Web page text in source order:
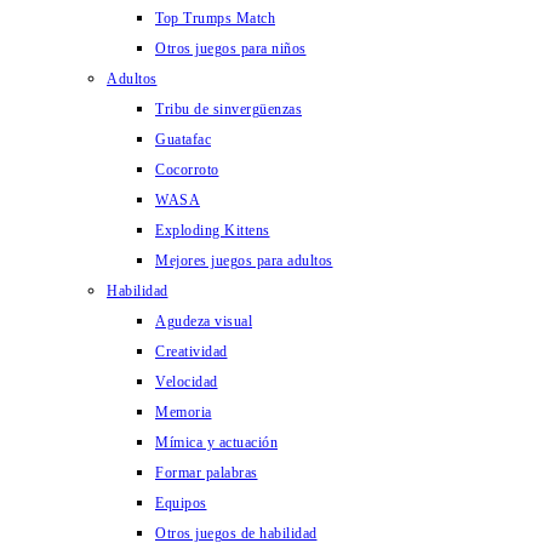
Top Trumps Match
Otros juegos para niños
Adultos
Tribu de sinvergüenzas
Guatafac
Cocorroto
WASA
Exploding Kittens
Mejores juegos para adultos
Habilidad
Agudeza visual
Creatividad
Velocidad
Memoria
Mímica y actuación
Formar palabras
Equipos
Otros juegos de habilidad